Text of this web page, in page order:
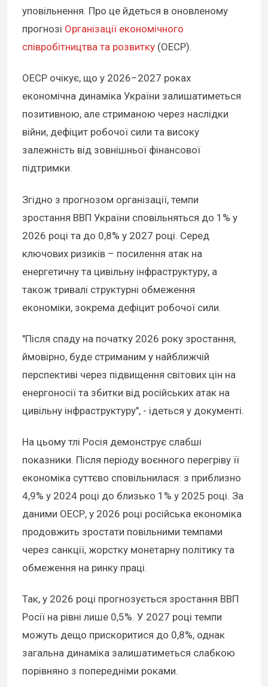
уповільнення. Про це йдеться в оновленому
прогнозі Організації економічного
співробітництва та розвитку (ОЕСР).
ОЕСР очікує, що у 2026–2027 роках
економічна динаміка України залишатиметься
позитивною, але стриманою через наслідки
війни, дефіцит робочої сили та високу
залежність від зовнішньої фінансової
підтримки.
Згідно з прогнозом організації, темпи
зростання ВВП України сповільняться до 1% у
2026 році та до 0,8% у 2027 році. Серед
ключових ризиків – посилення атак на
енергетичну та цивільну інфраструктуру, а
також тривалі структурні обмеження
економіки, зокрема дефіцит робочої сили.
"Після спаду на початку 2026 року зростання,
ймовірно, буде стриманим у найближчій
перспективі через підвищення світових цін на
енергоносії та збитки від російських атак на
цивільну інфраструктуру", - ідеться у документі.
На цьому тлі Росія демонструє слабші
показники. Після періоду воєнного перегріву її
економіка суттєво сповільнилася: з приблизно
4,9% у 2024 році до близько 1% у 2025 році. За
даними ОЕСР, у 2026 році російська економіка
продовжить зростати повільними темпами
через санкції, жорстку монетарну політику та
обмеження на ринку праці.
Так, у 2026 році прогнозується зростання ВВП
Росії на рівні лише 0,5%. У 2027 році темпи
можуть дещо прискоритися до 0,8%, однак
загальна динаміка залишатиметься слабкою
порівняно з попередніми роками.